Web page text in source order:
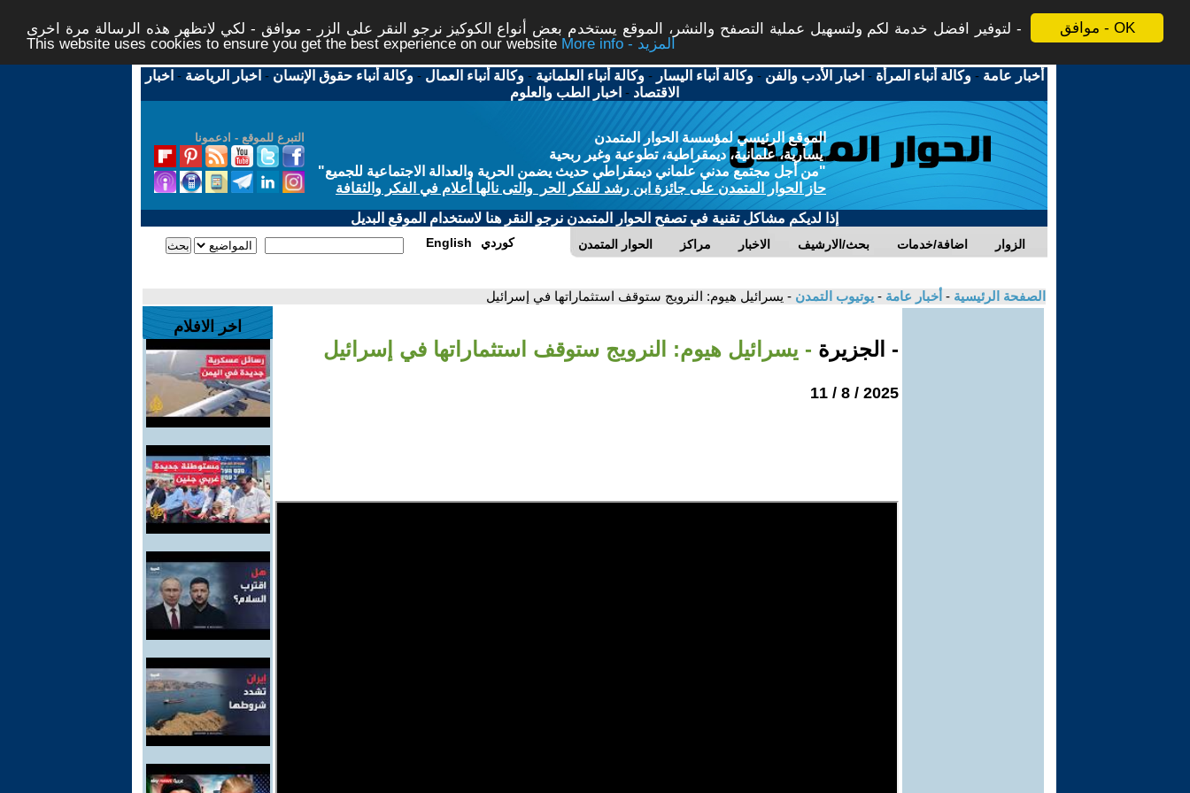
موافق - OK
لتوفير افضل خدمة لكم ولتسهيل عملية التصفح والنشر، الموقع يستخدم بعض أنواع الكوكيز نرجو النقر على الزر - موافق - لكي لاتظهر هذه الرسالة مرة اخرى -
This website uses cookies to ensure you get the best experience on our website
More info - المزيد
أخبار عامة -وكالة أنباء المرأة - اخبار الأدب والفن -وكالة أنباء اليسار -وكالة أنباء العلمانية -وكالة أنباء العمال -وكالة أنباء حقوق الإنسان - اخبار الرياضة - اخبار
الاقتصاد - اخبار الطب والعلوم
التبرع للموقع - ادعمونا
الموقع الرئيسي لمؤسسة الحوار المتمدن
يسارية، علمانية، ديمقراطية، تطوعية وغير ربحية
"من أجل مجتمع مدني علماني ديمقراطي حديث يضمن الحرية والعدالة الاجتماعية للجميع"
حاز الحوار المتمدن على جائزة ابن رشد للفكر الحر والتى نالها أعلام في الفكر والثقافة
إذا لديكم مشاكل تقنية في تصفح الحوار المتمدن نرجو النقر هنا لاستخدام الموقع البديل
الحوار المتمدن مراكز الاخبار بحث/الارشيف اضافة/خدمات الزوار English كوردي
الصفحة الرئيسية - أخبار عامة - يوتيوب التمدن - يسرائيل هيوم: النرويج ستوقف استثماراتها في إسرائيل
- الجزيرة - يسرائيل هيوم: النرويج ستوقف استثماراتها في إسرائيل
2025 / 8 / 11
اخر الافلام